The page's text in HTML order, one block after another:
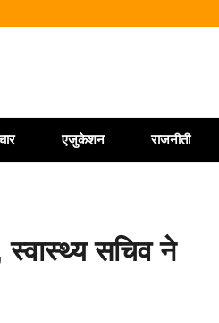
एजुकेशन राजनीती
स्वास्थ्य सचिव ने